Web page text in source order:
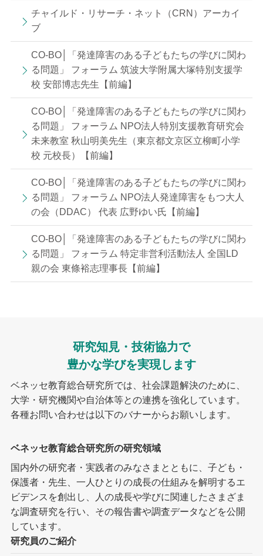
チャイルド・リサーチ・ネット（CRN）アーカイ
ブ
CO-BO│「発達障害のある子どもたちの学びに関わ
る問題」 フォーラム 筑波大学附属大塚特別支援学
校 安部博志先生【前編】
CO-BO│「発達障害のある子どもたちの学びに関わ
る問題」 フォーラム NPO法人特別支援教育研究会
未来教室 秋山明美先生（東京都文京区立柳町小学
校 元校長）【前編】
CO-BO│「発達障害のある子どもたちの学びに関わ
る問題」 フォーラム NPO法人発達障害をもつ大人
の会（DDAC） 代表 広野ゆい氏【前編】
CO-BO│「発達障害のある子どもたちの学びに関わ
る問題」 フォーラム 特定非営利活動法人 全国LD
親の会 東條裕志理事長【前編】
研究知見・技術協力で
豊かな学びを実現します
ベネッセ教育総合研究所では、社会課題解決のために、
大学・研究機関や自治体等との連携を強化しています。
各種お問い合わせは以下のバナーからお願いします。
ベネッセ教育総合研究所の研究領域
国内外の研究者・実践者のみなさまとともに、子ども・
保護者・先生、一人ひとりの成長の仕組みを解明するエ
ビデンスを創出し、人の成長や学びに関連したさまざま
な調査研究を行い、その報告書や調査データなどを公開
しています。
研究員のご紹介